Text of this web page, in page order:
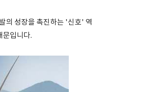
의 성장을 촉진하는 '신호' 역
문입니다.